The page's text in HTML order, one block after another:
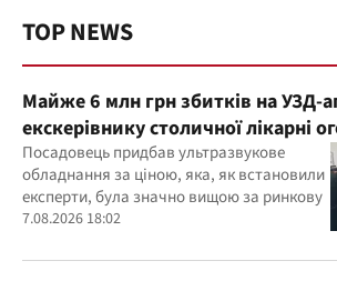
TOP NEWS
Майже 6 млн грн збитків на УЗД-
екскерівнику столичної лікарні
підозру
Посадовець придбав ультразвукове
обладнання за ціною, яка, як встановили
експерти, була значно вищою за ринкову
7.08.2026 18:02